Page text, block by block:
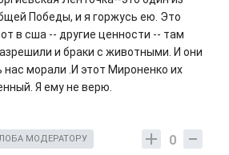
Победы, и я горжусь ею. Это
в сша -- другие ценности -- там
и браки с животными. И они
морали .И этот Мироненко их
Я ему не верю.
0
МОДЕРАТОРУ